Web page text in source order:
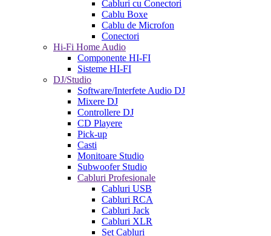
Cabluri cu Conectori
Cablu Boxe
Cablu de Microfon
Conectori
Hi-Fi Home Audio
Componente HI-FI
Sisteme HI-FI
DJ/Studio
Software/Interfete Audio DJ
Mixere DJ
Controllere DJ
CD Playere
Pick-up
Casti
Monitoare Studio
Subwoofer Studio
Cabluri Profesionale
Cabluri USB
Cabluri RCA
Cabluri Jack
Cabluri XLR
Set Cabluri